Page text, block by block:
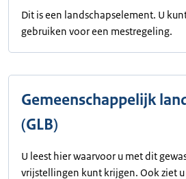
Dit is een landschapselement. U
gebruiken voor een mestregeling.
Gemeenschappelijk
(GLB)
U leest hier waarvoor u met dit
vrijstellingen kunt krijgen. Ook ziet